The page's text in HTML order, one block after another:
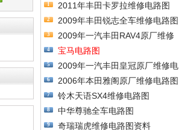
1 2011年丰田卡罗拉维修电路图
2 2009年丰田锐志全车维修电路图
3
2009年一汽丰田RAV4原厂维修
电
4 宝马电路图
5 2009年一汽丰田皇冠原厂维修电
6 2006年本田雅阁原厂维修电路图
7 铃木天语SX4维修电路图
8 中华尊驰全车电路图
9 奇瑞瑞虎维修电路图资料